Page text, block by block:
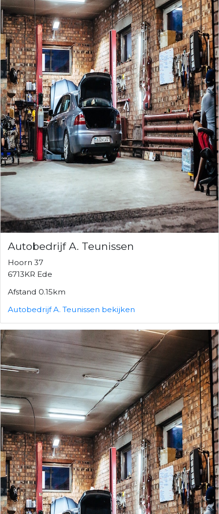
Autobedrijf A. Teunissen
Hoorn 37
6713KR Ede
Afstand 0.15km
Autobedrijf A. Teunissen bekijken